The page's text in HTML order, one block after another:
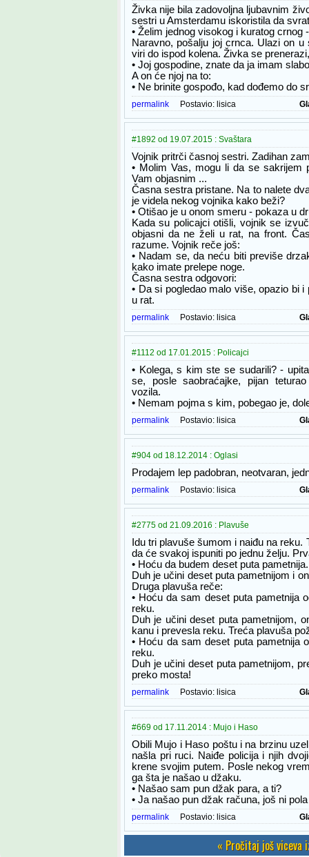
Živka nije bila zadovoljna ljubavnim
sestri u Amsterdamu iskoristila da
• Želim jednog visokog i kuratog crnog
Naravno, pošalju joj crnca. Ulazi on
viri do ispod kolena. Živka se
• Joj gospodine, znate da ja imam
A on će njoj na to:
• Ne brinite gospođo, kad dođemo do
permalink Postavio: lisica
#1892 od 19.07.2015 : Svaštara
Vojnik pritrči časnoj sestri. Zadihan
• Molim Vas, mogu li da se sakrijem
Vam objasnim ...
Časna sestra pristane. Na to nalete
je videla nekog vojnika kako beži?
• Otišao je u onom smeru - pokaza u
Kada su policajci otišli, vojnik se
objasni da ne želi u rat, na front.
razume. Vojnik reče još:
• Nadam se, da neću biti previše
kako imate prelepe noge.
Časna sestra odgovori:
• Da si pogledao malo više, opazio bi
u rat.
permalink Postavio: lisica
#1112 od 17.01.2015 : Policajci
• Kolega, s kim ste se sudarili? -
se, posle saobraćajke, pijan
vozila.
• Nemam pojma s kim, pobegao je,
permalink Postavio: lisica
#904 od 18.12.2014 : Oglasi
Prodajem lep padobran, neotvaran,
permalink Postavio: lisica
#2775 od 21.09.2016 : Plavuše
Idu tri plavuše šumom i naiđu na reku.
da će svakoj ispuniti po jednu želju.
• Hoću da budem deset puta pametnija.
Duh je učini deset puta pametnijom i
Druga plavuša reče:
• Hoću da sam deset puta pametnija
reku.
Duh je učini deset puta pametnijom,
kanu i prevesla reku. Treća plavuša
• Hoću da sam deset puta pametnija
reku.
Duh je učini deset puta pametnijom,
preko mosta!
permalink Postavio: lisica
#669 od 17.11.2014 : Mujo i Haso
Obili Mujo i Haso poštu i na brzinu
našla pri ruci. Naiđe policija i njih
krene svojim putem. Posle nekog
ga šta je našao u džaku.
• Našao sam pun džak para, a ti?
• Ja našao pun džak računa, još ni
permalink Postavio: lisica
« Pročitaj još viceva